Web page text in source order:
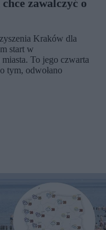
zawalczyć o
Kraków dla
start w
To jego czwarta
tym, odwołano